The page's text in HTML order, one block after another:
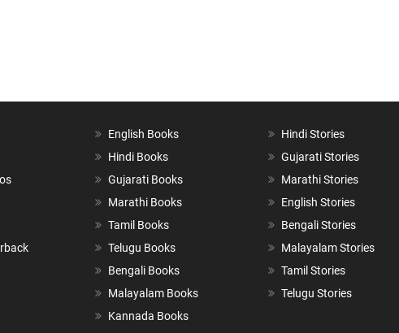
English Books
Hindi Books
Gujarati Books
Marathi Books
Tamil Books
Telugu Books
Bengali Books
Malayalam Books
Kannada Books
Hindi Stories
Gujarati Stories
Marathi Stories
English Stories
Bengali Stories
Malayalam Stories
Tamil Stories
Telugu Stories